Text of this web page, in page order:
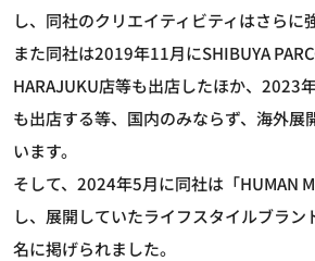
し、同社のクリエイティビティはさらに
また同社は2019年11月にSHIBUYA
HARAJUKU店等も出店したほか、2023
も出店する等、国内のみならず、海外展
います。
そして、2024年5月に同社は「HUMAN
し、展開していたライフスタイルブラン
名に掲げられました。